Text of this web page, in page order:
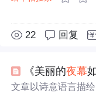
22 回复
《美丽的夜幕
文章以诗意语言描